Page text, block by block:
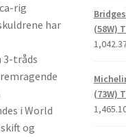
rig
har
3-tråds
i World
og
(58W)
(73W)